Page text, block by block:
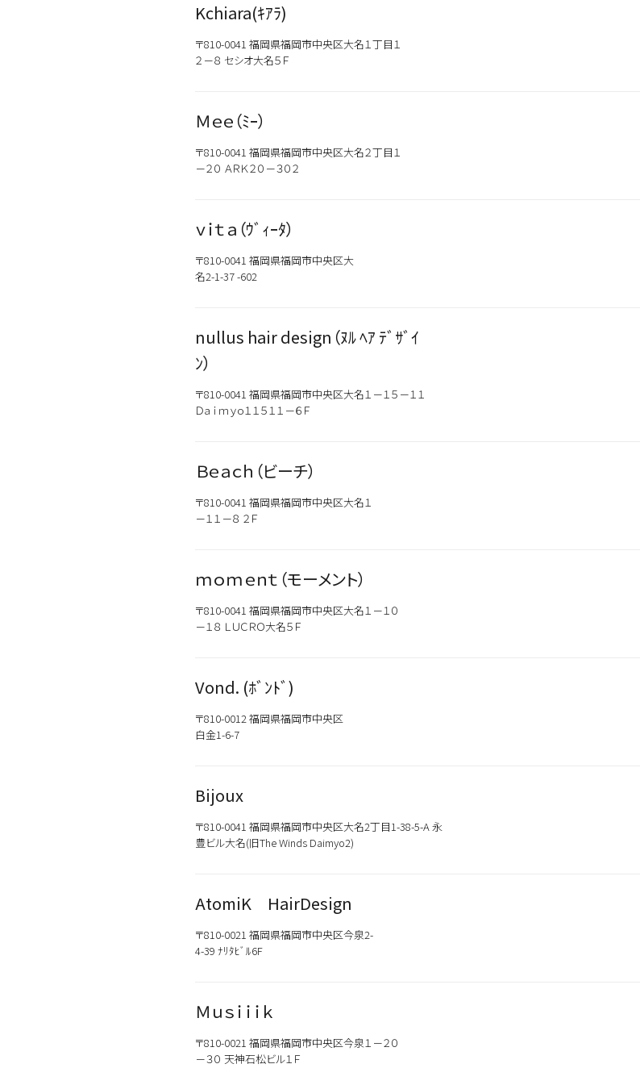
新商品
ウェット
オイル
こちらの商品はサロン専売品になります。
一部プロユース商品は、サロンにて施術のみ可能です。
Kchiara(ｷｱﾗ)
〒810-0041 福岡県福岡市中央区大名１丁目１
２－８ セシオ大名５Ｆ
Ｍｅｅ（ﾐｰ）
〒810-0041 福岡県福岡市中央区大名２丁目１
－２０ ＡＲＫ２０－３０２
ｖｉｔａ（ｳﾞｨｰﾀ）
〒810-0041 福岡県福岡市中央区大
名2-1-37 -602
nullus hair design（ﾇﾙ ﾍｱ ﾃﾞｻﾞｲ
ﾝ）
〒810-0041 福岡県福岡市中央区大名１－１５－１１
Ｄａｉｍｙｏ１１５１１－６Ｆ
Ｂｅａｃｈ（ビーチ）
〒810-0041 福岡県福岡市中央区大名１
－１１－８ ２Ｆ
ｍｏｍｅｎｔ（モーメント）
〒810-0041 福岡県福岡市中央区大名１－１０
－１８ ＬＵＣＲＯ大名５Ｆ
Vond. (ﾎﾞﾝﾄﾞ)
〒810-0012 福岡県福岡市中央区
白金1-6-7
Bijoux
〒810-0041 福岡県福岡市中央区大名2丁目1-38-5-A 永
豊ビル大名(旧The Winds Daimyo2)
AtomiK HairDesign
〒810-0021 福岡県福岡市中央区今泉2-
4-39 ﾅﾘﾀﾋﾞﾙ6F
Ｍｕｓｉｉｉｋ
〒810-0021 福岡県福岡市中央区今泉１－２０
－３０ 天神石松ビル１Ｆ